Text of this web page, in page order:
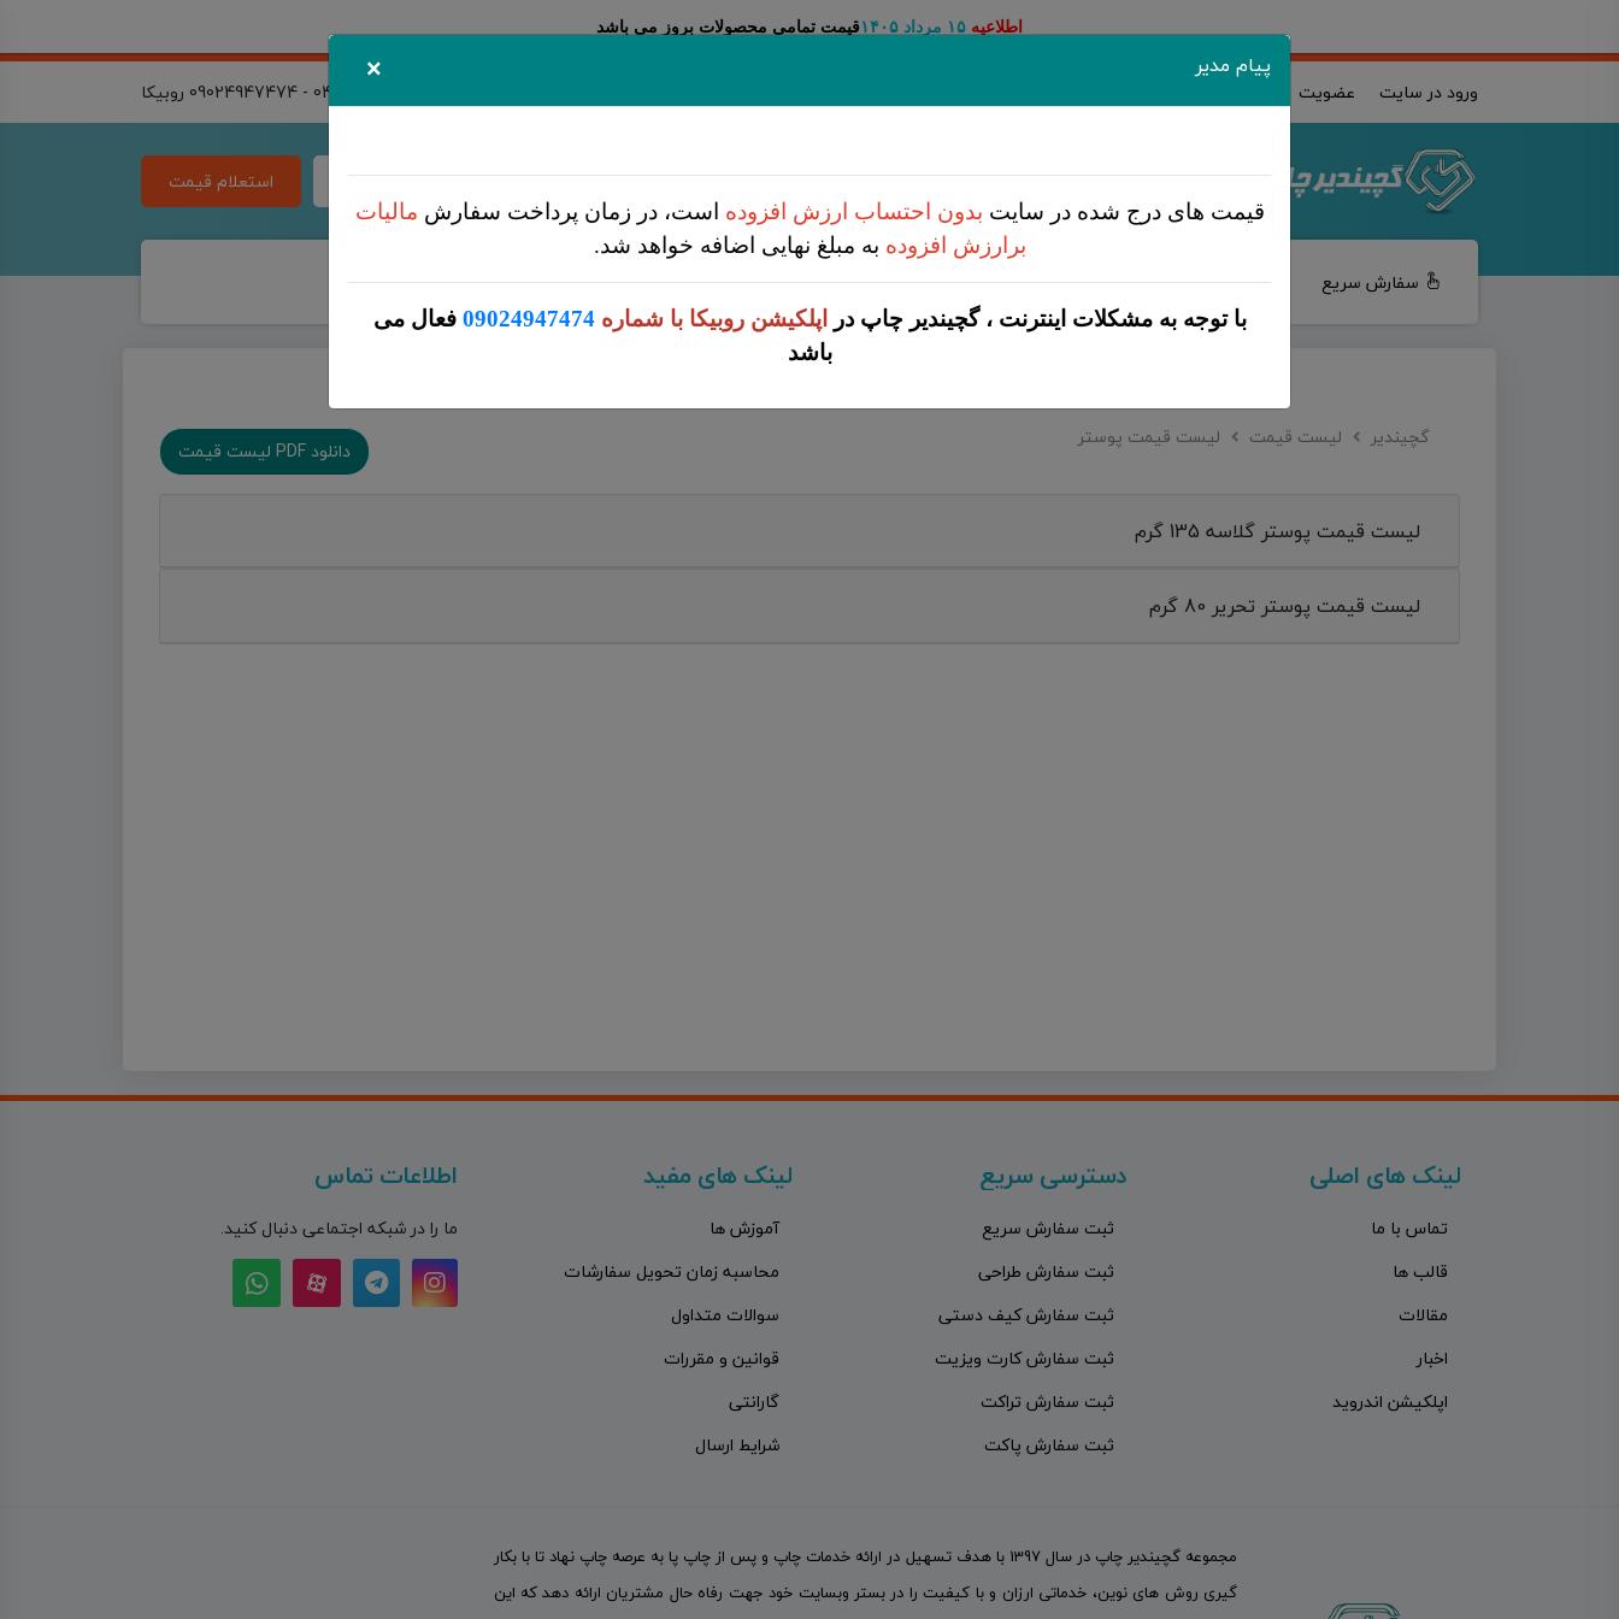
اطلاعیه ۱۵ مرداد ۱۴۰۵ قیمت تمامی محصولات بروز می باشد
ورود در سایت عضویت 04134418021 - 09024947474 روبیکا
لیست قیمت استعلام قیمت
سفارش سریع خدمات طراحی چاپ افست بگ و پوشه پارچه ای چاپ ریسو گراف تقویم 1405
گچیندیر لیست قیمت لیست قیمت پوستر دانلود PDF لیست قیمت
لیست قیمت پوستر گلاسه 135 گرم
لیست قیمت پوستر تحریر 80 گرم
لینک های اصلی
تماس با ما
قالب ها
مقالات
اخبار
اپلکیشن اندروید
دسترسی سریع
ثبت سفارش سریع
ثبت سفارش طراحی
ثبت سفارش کیف دستی
ثبت سفارش کارت ویزیت
ثبت سفارش تراکت
ثبت سفارش پاکت
لینک های مفید
آموزش ها
محاسبه زمان تحویل سفارشات
سوالات متداول
قوانین و مقررات
گارانتی
شرایط ارسال
اطلاعات تماس
ما را در شبکه اجتماعی دنبال کنید.
مجموعه گچیندیر چاپ در سال 1397 با هدف تسهیل در ارائه خدمات چاپ و پس از چاپ پا به عرصه چاپ نهاد تا با بکار
گیری روش های نوین، خدماتی ارزان و با کیفیت را در بستر وبسایت خود جهت رفاه حال مشتریان ارائه دهد که این
پیام مدیر ×
قیمت های درج شده در سایت بدون احتساب ارزش افزوده است، در زمان پرداخت سفارش مالیات
برارزش افزوده به مبلغ نهایی اضافه خواهد شد.
با توجه به مشکلات اینترنت ، گچیندیر چاپ در اپلکیشن روبیکا با شماره09024947474 فعال می
باشد